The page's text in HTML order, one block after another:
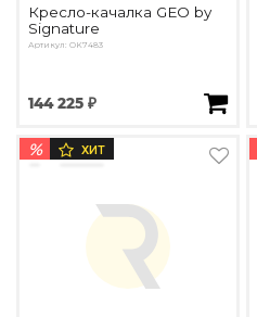
Кресло-качалка GEO by
Signature
Артикул: OK7483
144 225 ₽
% ХИТ